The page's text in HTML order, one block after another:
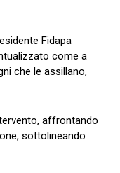
Fidapa
come a
che le assillano,
affrontando
sottolineando